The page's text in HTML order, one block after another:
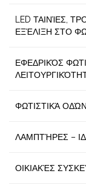
LED ΤΑΙΝΊΕΣ,
ΕΞΈΛΙΞΗ ΣΤΟ
ΕΦΕΔΡΙΚΌΣ
ΦΩΤΙΣΤΙΚΆ
ΛΑΜΠΤΉΡΕΣ –
ΟΙΚΙΑΚΈΣ